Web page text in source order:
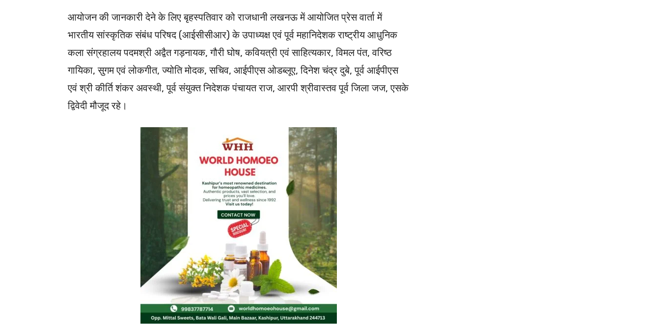
आयोजन की जानकारी देने के लिए बृहस्पतिवार को राजधानी लखनऊ में आयोजित प्रेस वार्ता में
भारतीय सांस्कृतिक संबंध परिषद (आईसीसीआर) के उपाध्यक्ष एवं पूर्व महानिदेशक राष्ट्रीय आधुनिक
कला संग्रहालय पदमश्री अद्वैत गड़नायक, गौरी घोष, कवियत्री एवं साहित्यकार, विमल पंत, वरिष्ठ
गायिका, सुगम एवं लोकगीत, ज्योति मोदक, सचिव, आईपीएस ओडब्लूए, दिनेश चंद्र दुबे, पूर्व आईपीएस
एवं श्री कीर्ति शंकर अवस्थी, पूर्व संयुक्त निदेशक पंचायत राज, आरपी श्रीवास्तव पूर्व जिला जज, एसके
द्विवेदी मौजूद रहे।